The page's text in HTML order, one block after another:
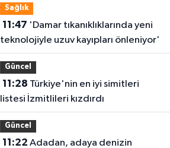
Sağlık
11:47
teknolojiyle uzuv kayıpları önleniyor'
Güncel
11:28
listesi İzmitlileri kızdırdı
Güncel
11:22